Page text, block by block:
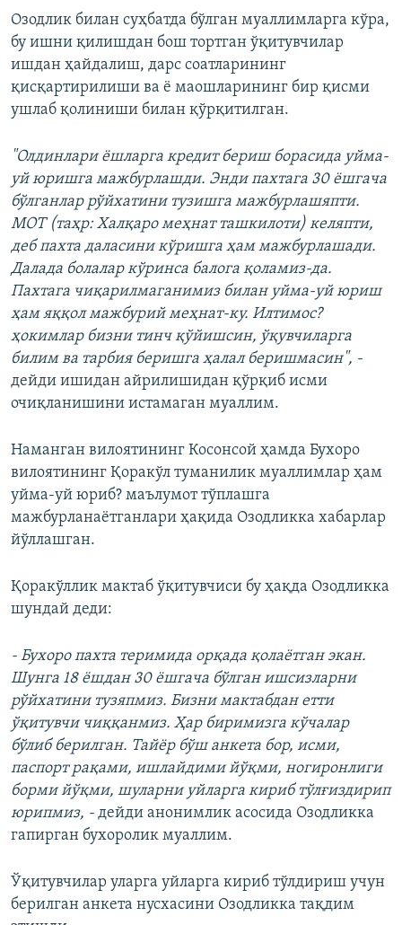
Озодлик билан суҳбатда бўлган муаллимларга кўра,
бу ишни қилишдан бош тортган ўқитувчилар
ишдан ҳайдалиш, дарс соатларининг
қисқартирилиши ва ё маошларининг бир қисми
ушлаб қолиниши билан қўрқитилган.
"Олдинлари ёшларга кредит бериш борасида уйма-
уй юришга мажбурлашди. Энди пахтага 30 ёшгача
бўлганлар рўйхатини тузишга мажбурлашяпти.
МОТ (таҳр: Халқаро меҳнат ташкилоти) келяпти,
деб пахта даласини кўришга ҳам мажбурлашади.
Далада болалар кўринса балога қоламиз-да.
Пахтага чиқарилмаганимиз билан уйма-уй юриш
ҳам яққол мажбурий меҳнат-ку. Илтимос?
ҳокимлар бизни тинч қўйишсин, ўқувчиларга
билим ва тарбия беришга ҳалал беришмасин", -
дейди ишидан айрилишидан қўрқиб исми
очиқланишини истамаган муаллим.
Наманган вилоятининг Косонсой ҳамда Бухоро
вилоятининг Қоракўл туманилик муаллимлар ҳам
уйма-уй юриб? маълумот тўплашга
мажбурланаётганлари ҳақида Озодликка хабарлар
йўллашган.
Қоракўллик мактаб ўқитувчиси бу ҳақда Озодликка
шундай деди:
- Бухоро пахта теримида орқада қолаётган экан.
Шунга 18 ёшдан 30 ёшгача бўлган ишсизларни
рўйхатини тузяпмиз. Бизни мактабдан етти
ўқитувчи чиққанмиз. Ҳар биримизга кўчалар
бўлиб берилган. Тайёр бўш анкета бор, исми,
паспорт рақами, ишлайдими йўқми, ногиронлиги
борми йўқми, шуларни уйларга кириб тўлғиздирип
юрипмиз, - дейди анонимлик асосида Озодликка
гапирган бухоролик муаллим.
Ўқитувчилар уларга уйларга кириб тўлдириш учун
берилган анкета нусхасини Озодликка тақдим